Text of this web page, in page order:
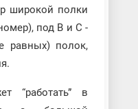
широкой полки
под В и С -
равных) полок,
“работать” в